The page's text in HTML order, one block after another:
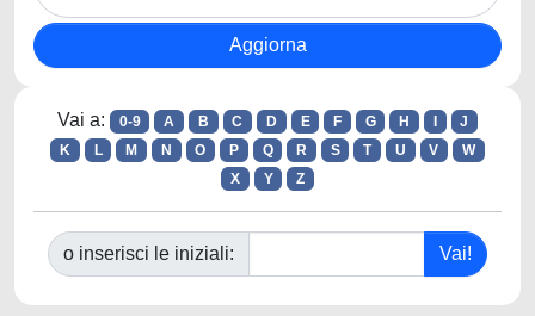
Vai a: 0-9 A B C D E F G H
J
K
L M N O P Q R S T U V
W
X
Y Z
o inserisci le iniziali: